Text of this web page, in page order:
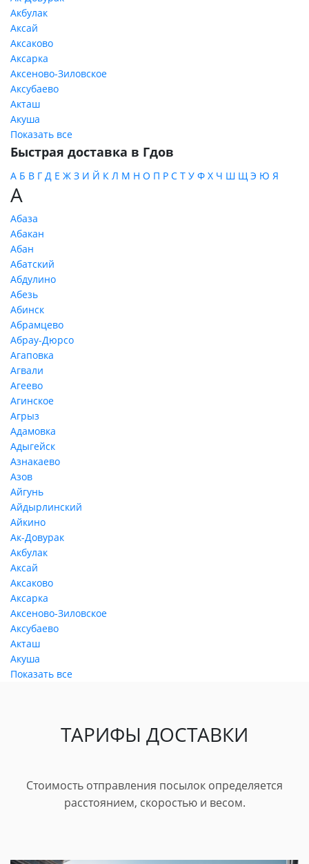
Акбулак
Аксай
Аксаково
Аксарка
Аксеново-Зиловское
Аксубаево
Акташ
Акуша
Показать все
Быстрая доставка в Гдов
А Б В Г Д Е Ж З И Й К Л М Н О П Р С Т У Ф Х Ч Ш Щ Э Ю Я
А
Абаза
Абакан
Абан
Абатский
Абдулино
Абезь
Абинск
Абрамцево
Абрау-Дюрсо
Агаповка
Агвали
Агеево
Агинское
Агрыз
Адамовка
Адыгейск
Азнакаево
Азов
Айгунь
Айдырлинский
Айкино
Ак-Довурак
Акбулак
Аксай
Аксаково
Аксарка
Аксеново-Зиловское
Аксубаево
Акташ
Акуша
Показать все
ТАРИФЫ ДОСТАВКИ
Стоимость отправления посылок определяется
расстоянием, скоростью и весом.